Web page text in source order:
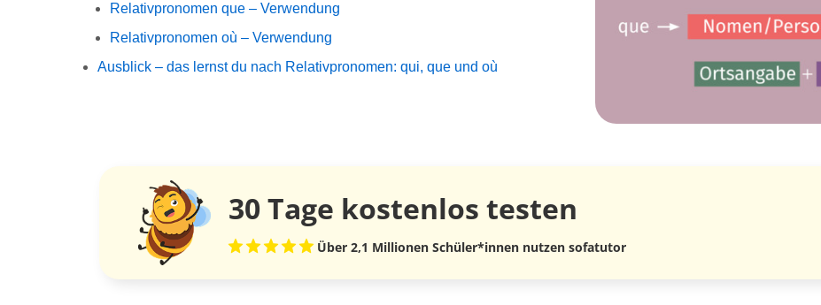
Relativpronomen que – Verwendung
Relativpronomen où – Verwendung
Ausblick – das lernst du nach Relativpronomen: qui, que und où
30 Tage kostenlos testen
Über 2,1 Millionen Schüler*innen nutzen sofatutor